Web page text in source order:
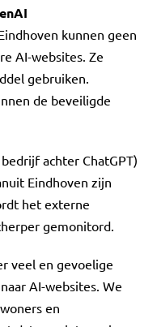
kunnen geen
AI-websites. Ze
gebruiken.
de beveiligde
achter ChatGPT)
Eindhoven zijn
het externe
gemonitord.
veel en gevoelige
AI-websites. We
en